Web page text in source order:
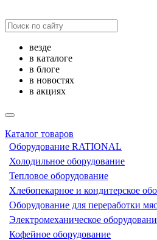
везде
в каталоге
в блоге
в новостях
в акциях
Каталог товаров
Оборудование RATIONAL
Холодильное оборудование
Тепловое оборудование
Хлебопекарное и кондитерское
Оборудование для переработки
Электромеханическое
Кофейное оборудование